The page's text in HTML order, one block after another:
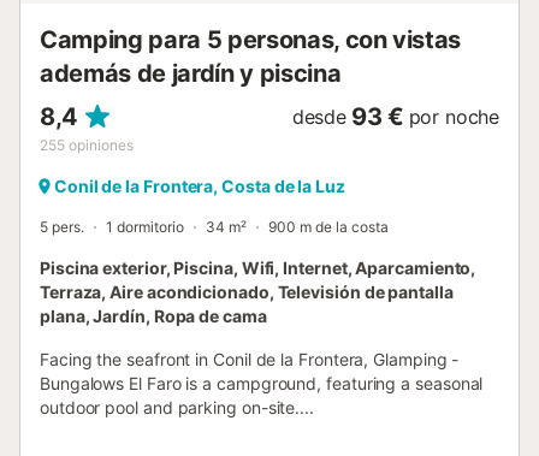
Camping para 5 personas, con vistas
además de jardín y piscina
8,4
255 opiniones
desde 93 € por noche
Conil de la Frontera, Costa de la Luz
5 pers. 1 dormitorio 34 m² 900 m de la costa
Piscina exterior, Piscina, Wifi, Internet, Aparcamiento,
Terraza, Aire acondicionado, Televisión de pantalla
plana, Jardín, Ropa de cama
Facing the seafront in Conil de la Frontera, Glamping -
Bungalows El Faro is a campground, featuring a seasonal
outdoor pool and parking on-site....